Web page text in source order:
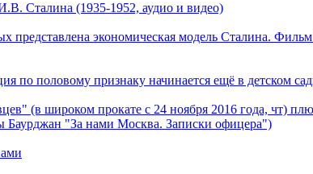
Сталина (1935-1952, аудио и видео)
представлена экономическая модель Сталина.
половому признаку начинается ещё в детском
(в широком прокате с 24 ноября 2016 года, чт)
"За нами Москва. Записки офицера")